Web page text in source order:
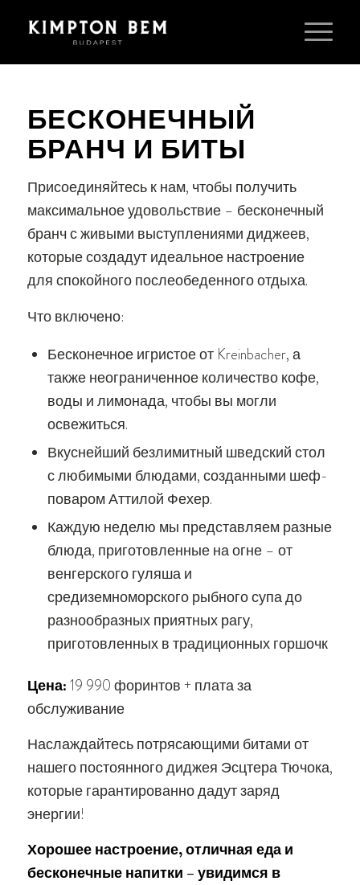
БЕСКОНЕЧНЫЙ
БРАНЧ И БИТЫ
Присоединяйтесь к нам, чтобы получить
максимальное удовольствие – бесконечный
бранч с живыми выступлениями диджеев,
которые создадут идеальное настроение
для спокойного послеобеденного отдыха.
Что включено:
Бесконечное игристое от Kreinbacher, а
также неограниченное количество кофе,
воды и лимонада, чтобы вы могли
освежиться.
Вкуснейший безлимитный шведский стол
с любимыми блюдами, созданными шеф-
поваром Аттилой Фехер.
Каждую неделю мы представляем разные
блюда, приготовленные на огне – от
венгерского гуляша и
средиземноморского рыбного супа до
разнообразных приятных рагу,
приготовленных в традиционных горшочк
Цена:19 990 форинтов + плата за
обслуживание
Наслаждайтесь потрясающими битами от
нашего постоянного диджея Эсцтера Тючока,
которые гарантированно дадут заряд
энергии!
Хорошее настроение, отличная еда и
бесконечные напитки – увидимся в